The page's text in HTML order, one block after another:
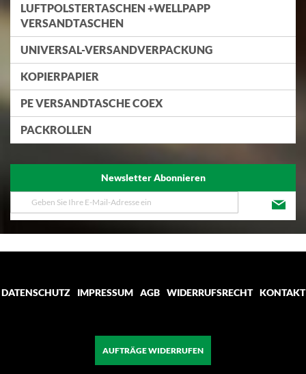
LUFTPOLSTERTASCHEN +WELLPAPP
VERSANDTASCHEN
UNIVERSAL-VERSANDVERPACKUNG
KOPIERPAPIER
PE VERSANDTASCHE COEX
PACKROLLEN
Newsletter Abonnieren
Melden
Sie
unseren
DATENSCHUTZ
IMPRESSUM AGB WIDERRUFSRECHT KONTAKT
AUFTRÄGE WIDERRUFEN